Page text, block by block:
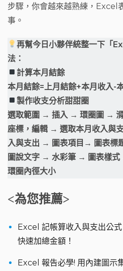
步驟，你會越來越熟練，Excel
事。
再幫今日小夥伴統整一下「
法：
計算本月結餘
本月結餘=上月結餘+本月收入-
製作收支分析甜甜圈
選取範圍 → 插入 → 環圈圖 →
座標，編輯 → 選取本月收入與
入與支出 → 圖表項目→ 圖表標
圖說文字 → 水彩筆 → 圖表樣
環圈內徑大小
<為您推薦>
Excel 記帳算收入與支出公
快速加總金額！
Excel 報告必學! 用內建圖示